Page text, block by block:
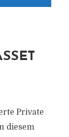
Private
diesem